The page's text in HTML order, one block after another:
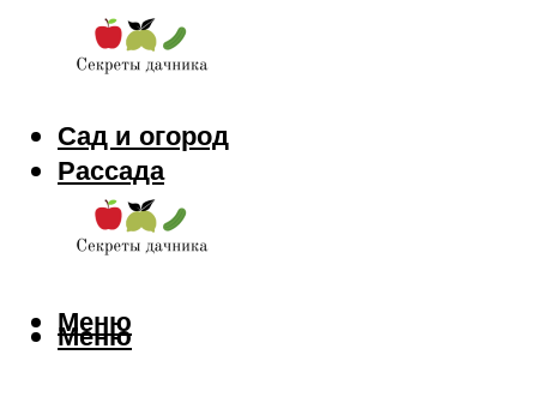
Сад и огород
Рассада
Цветы
Заготовки
Меню
Меню